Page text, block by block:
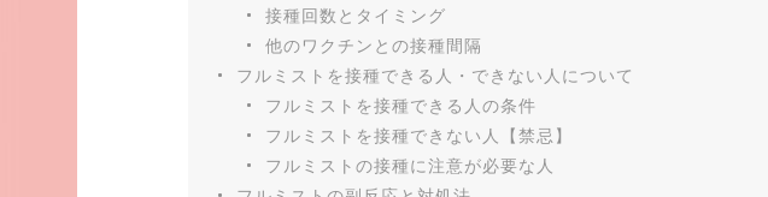
接種回数とタイミング
他のワクチンとの接種間隔
フルミストを接種できる人・できない人について
フルミストを接種できる人の条件
フルミストを接種できない人【禁忌】
フルミストの接種に注意が必要な人